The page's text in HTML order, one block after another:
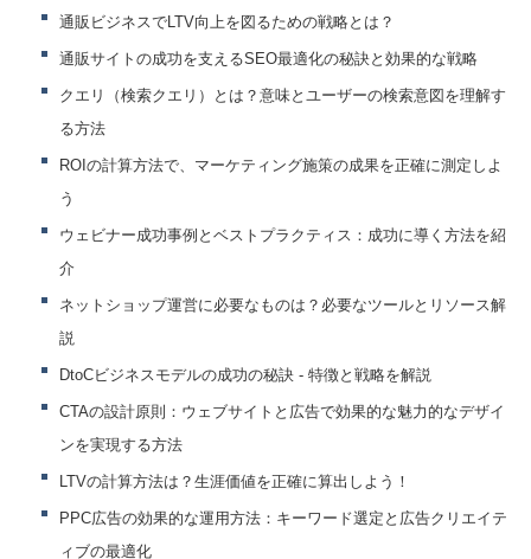
通販ビジネスでLTV向上を図るための戦略とは？
通販サイトの成功を支えるSEO最適化の秘訣と効果的な戦略
クエリ（検索クエリ）とは？意味とユーザーの検索意図を理解す
る方法
ROIの計算方法で、マーケティング施策の成果を正確に測定しよ
う
ウェビナー成功事例とベストプラクティス：成功に導く方法を紹
介
ネットショップ運営に必要なものは？必要なツールとリソース解
説
DtoCビジネスモデルの成功の秘訣 - 特徴と戦略を解説
CTAの設計原則：ウェブサイトと広告で効果的な魅力的なデザイ
ンを実現する方法
LTVの計算方法は？生涯価値を正確に算出しよう！
PPC広告の効果的な運用方法：キーワード選定と広告クリエイテ
ィブの最適化